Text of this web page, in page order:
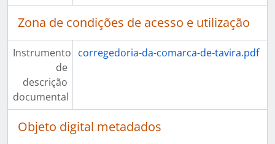
Zona de condições de acesso e utilização
Instrumento
de
descrição
documental
corregedoria-da-comarca-de-tavira.pdf
Objeto digital metadados